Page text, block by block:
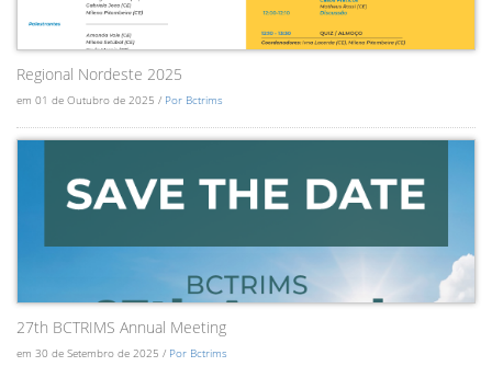
Regional Nordeste 2025
em 01 de Outubro de 2025 / Por Bctrims
27th BCTRIMS Annual Meeting
em 30 de Setembro de 2025 / Por Bctrims